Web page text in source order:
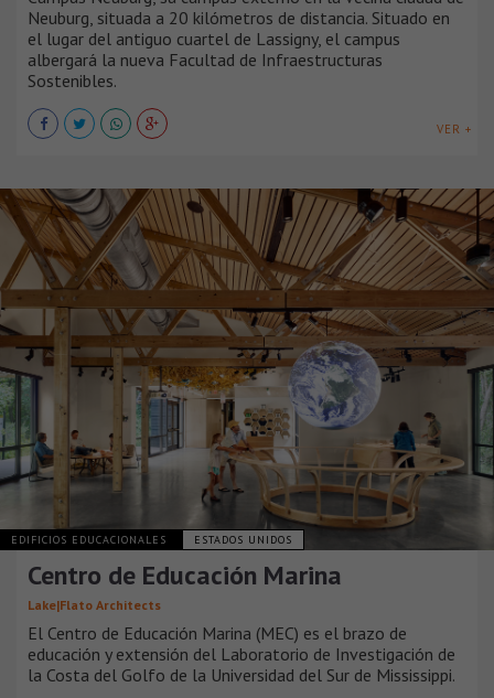
Neuburg, situada a 20 kilómetros de distancia. Situado en
el lugar del antiguo cuartel de Lassigny, el campus
albergará la nueva Facultad de Infraestructuras
Sostenibles.
VER +
EDIFICIOS EDUCACIONALES ESTADOS UNIDOS
Centro de Educación Marina
Lake|Flato Architects
El Centro de Educación Marina (MEC) es el brazo de
educación y extensión del Laboratorio de Investigación de
la Costa del Golfo de la Universidad del Sur de Mississippi.